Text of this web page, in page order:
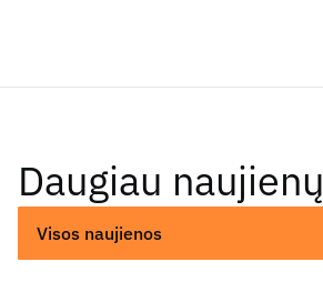
Daugiau naujienų
Visos naujienos